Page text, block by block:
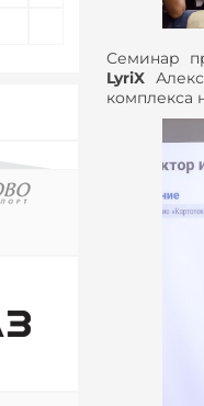
Семинар
LyriX
комплекса